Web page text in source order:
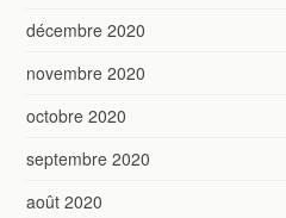
décembre 2020
novembre 2020
octobre 2020
septembre 2020
août 2020